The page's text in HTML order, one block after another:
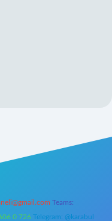
Teams:
0 726 Telegram: @karabul